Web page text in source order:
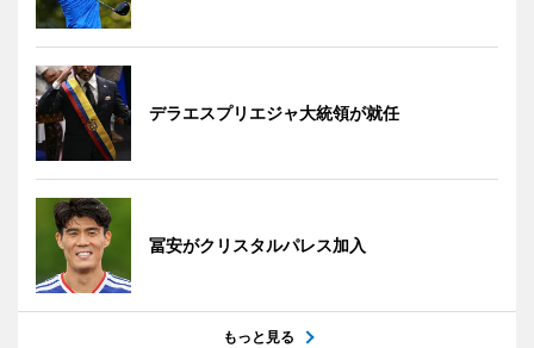
デラエスプリエジャ大統領が就任
冨安がクリスタルパレス加入
もっと見る